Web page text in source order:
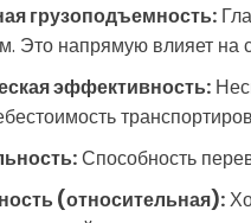
грузоподъемность:
Это напрямую влияет на
эффективность:
Способность
(относительная):